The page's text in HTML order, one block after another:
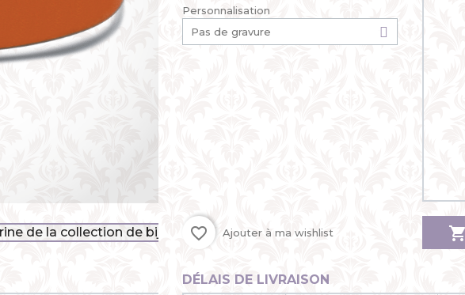
ciel jeanlagon
Personnalisation
favorite_border Ajouter à ma wishlist 
DÉLAIS DE LIVRAISON